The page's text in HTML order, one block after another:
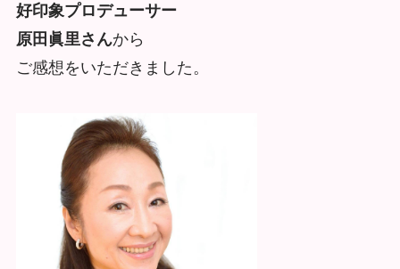
好印象プロデューサー
原田眞里さんから
ご感想をいただきました。